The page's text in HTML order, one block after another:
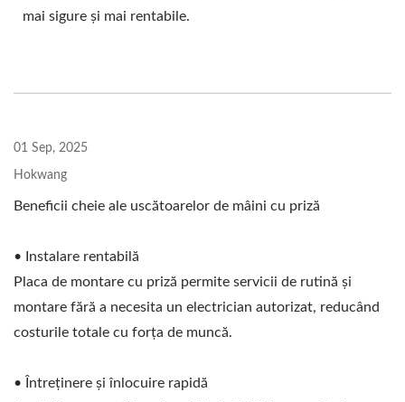
mai sigure și mai rentabile.
01 Sep, 2025
Hokwang
Beneficii cheie ale uscătoarelor de mâini cu priză
• Instalare rentabilă
Placa de montare cu priză permite servicii de rutină și
montare fără a necesita un electrician autorizat, reducând
costurile totale cu forța de muncă.
• Întreținere și înlocuire rapidă